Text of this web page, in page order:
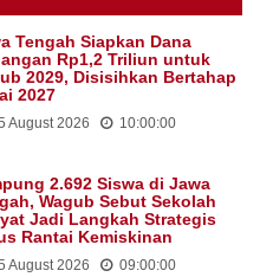
Tengah Siapkan Dana
Rp1,2 Triliun untuk
2029, Disisihkan Bertahap
2027
August 2026 10:00:00
2.692 Siswa di Jawa
Wagub Sebut Sekolah
Jadi Langkah Strategis
Rantai Kemiskinan
August 2026 09:00:00